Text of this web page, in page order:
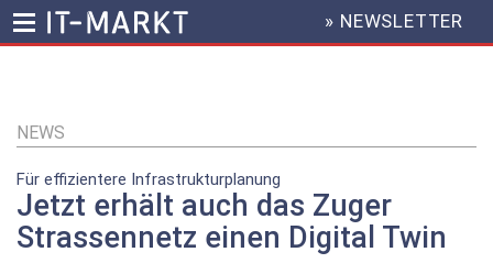
Inhalt
HEADER
MENU
» NEWSLETTER
NEWS
Für effizientere Infrastrukturplanung
Jetzt erhält auch das Zuger
Strassennetz einen Digital Twin